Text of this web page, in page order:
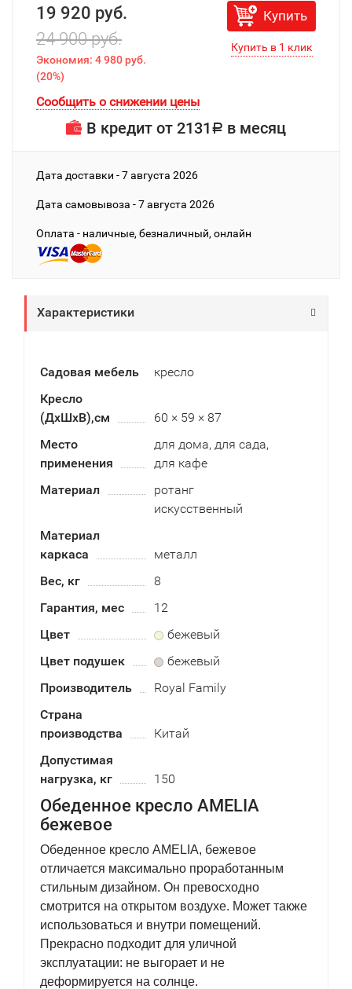
19 920 руб.
24 900 руб.
Экономия: 4 980 руб.
(20%)
Купить
Сообщить о снижении цены
В кредит от 2131 Р в месяц
Дата доставки - 7 августа 2026
Дата cамовывоза - 7 августа 2026
Оплата - наличные, безналичный, онлайн
Характеристики
Садовая мебель
кресло
Кресло
(ДxШxВ),см
60 × 59 × 87
Место
применения
для дома, для сада,
для кафе
Материал
ротанг
искусственный
Материал
каркаса
металл
Вес, кг
8
Гарантия, мес
12
Цвет
бежевый
Цвет подушек
бежевый
Производитель
Royal Family
Страна
производства
Китай
Допустимая
нагрузка, кг
150
Обеденное кресло AMELIA
бежевое
Обеденное кресло AMELIA, бежевое
отличается максимально проработанным
стильным дизайном. Он превосходно
смотрится на открытом воздухе. Может также
использоваться и внутри помещений.
Прекрасно подходит для уличной
эксплуатации: не выгорает и не
деформируется на солнце.